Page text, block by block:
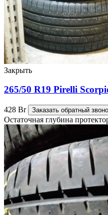
Закрыть
265/50 R19 Pirelli
428 Br Заказать обратный
Остаточная глубина